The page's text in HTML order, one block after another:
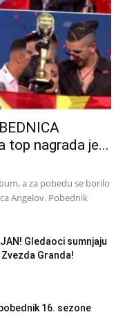
top nagrada je...
a za pobedu se borilo
Angelov. Pobednik
Gledaoci sumnjaju
Granda!
16. sezone